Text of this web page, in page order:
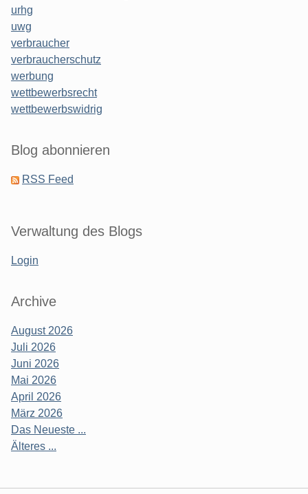
urhg
uwg
verbraucher
verbraucherschutz
werbung
wettbewerbsrecht
wettbewerbswidrig
Blog abonnieren
RSS Feed
Verwaltung des Blogs
Login
Archive
August 2026
Juli 2026
Juni 2026
Mai 2026
April 2026
März 2026
Das Neueste ...
Älteres ...